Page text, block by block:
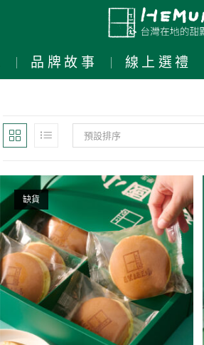
品牌故事 線上選禮
預設排序
缺貨